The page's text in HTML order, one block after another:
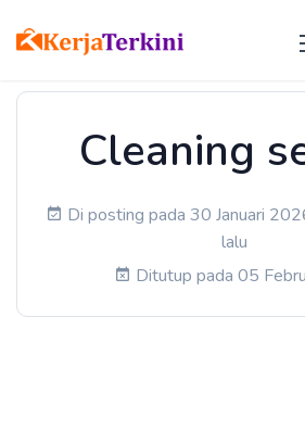
Cleaning
Di posting pada 30 Januari
lalu
Ditutup pada 05